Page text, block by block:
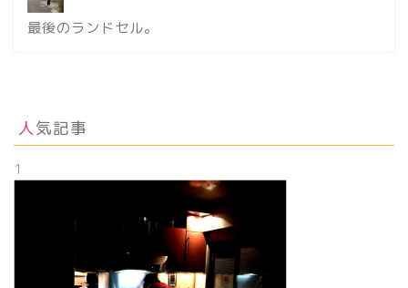
最後のランドセル。
人気記事
1